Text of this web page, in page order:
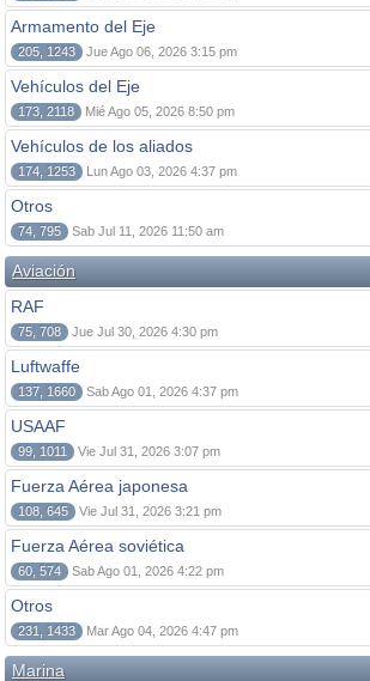
Armamento del Eje
205, 1243 Jue Ago 06, 2026 3:15 pm
Vehículos del Eje
173, 2118 Mié Ago 05, 2026 8:50 pm
Vehículos de los aliados
174, 1253 Lun Ago 03, 2026 4:37 pm
Otros
74, 795 Sab Jul 11, 2026 11:50 am
Aviación
RAF
75, 708 Jue Jul 30, 2026 4:30 pm
Luftwaffe
137, 1660 Sab Ago 01, 2026 4:37 pm
USAAF
99, 1011 Vie Jul 31, 2026 3:07 pm
Fuerza Aérea japonesa
108, 645 Vie Jul 31, 2026 3:21 pm
Fuerza Aérea soviética
60, 574 Sab Ago 01, 2026 4:22 pm
Otros
231, 1433 Mar Ago 04, 2026 4:47 pm
Marina